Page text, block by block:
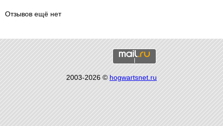
Отзывов ещё нет
2003-2026 ©hogwartsnet.ru